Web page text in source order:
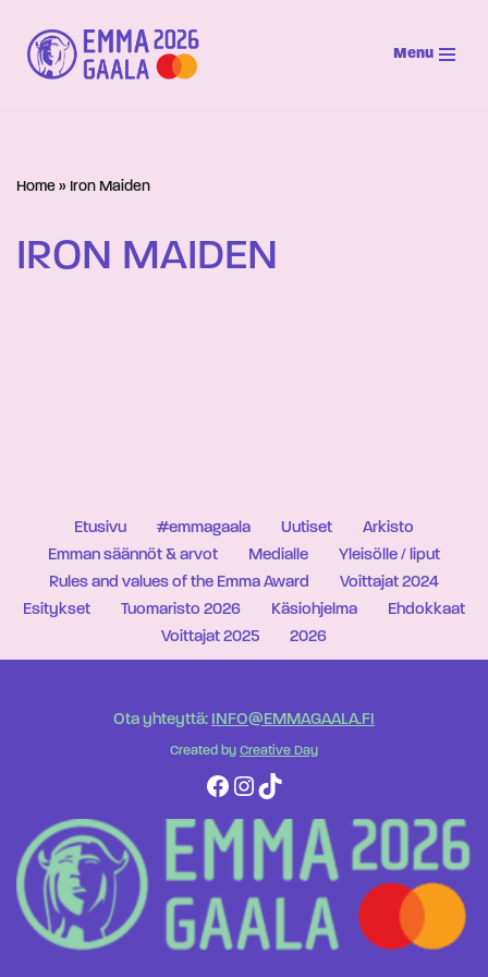
Siirry
suoraan
Menu
Home » Iron Maiden
IRON MAIDEN
Etusivu #emmagaala Uutiset
Arkisto
Emman säännöt & arvot
Medialle
Yleisölle / liput
Rules and values of the Emma Award
Voittajat 2024
Esitykset
Tuomaristo 2026 Käsiohjelma
Ehdokkaat
Voittajat 2025
2026
Ota yhteyttä: INFO@EMMAGAALA.FI
Created by Creative Day